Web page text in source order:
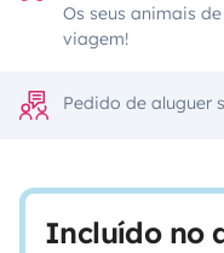
Os seus animais
viagem!
Pedido de aluguer
Incluído no